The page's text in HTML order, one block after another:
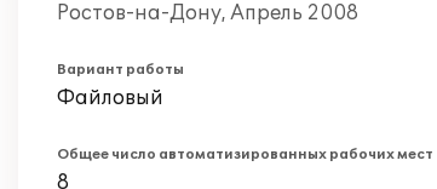
Ростов-на-Дону, Апрель 2008
Вариант работы
Файловый
Общее число автоматизированных рабочих мест
8